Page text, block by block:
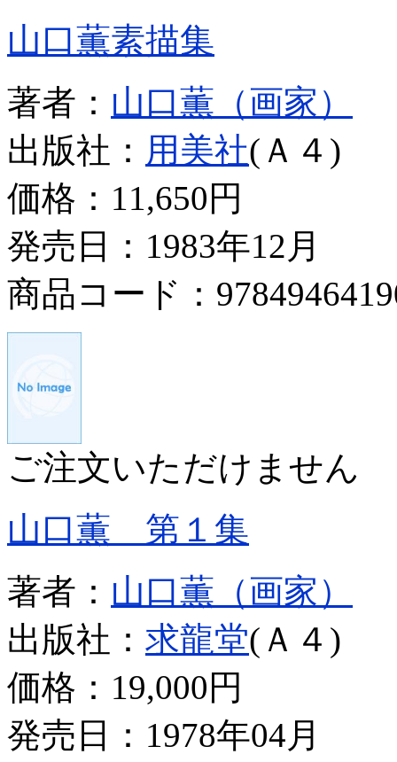
山口薫素描集
著者： 山口薫（画家）
出版社： 用美社(Ａ４)
価格： 11,650円
発売日：1983年12月
商品コード：
ご注文いただけません
山口薫 第１集
著者： 山口薫（画家）
出版社： 求龍堂(Ａ４)
価格： 19,000円
発売日：1978年04月